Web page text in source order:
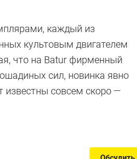
каждый из
культовым двигателем
что на Batur фирменный
сил, новинка явно
известны совсем скоро —
и с поющим V8